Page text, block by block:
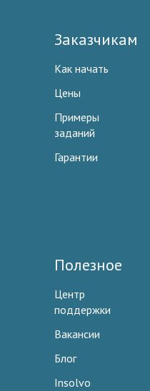
Заказчикам
Как начать
Цены
Примеры
заданий
Гарантии
Полезное
Центр
поддержки
Вакансии
Блог
Insolvo